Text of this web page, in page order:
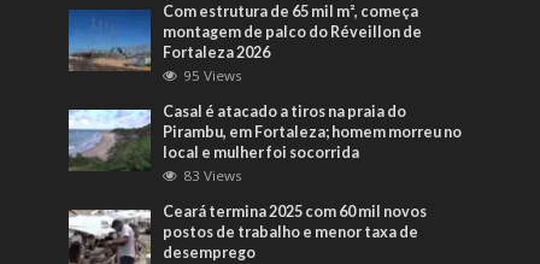
Com estrutura de 65 mil m², começa
montagem de palco do Réveillon de
Fortaleza 2026
95 Views
Casal é atacado a tiros na praia do
Pirambu, em Fortaleza; homem morreu no
local e mulher foi socorrida
83 Views
Ceará termina 2025 com 60 mil novos
postos de trabalho e menor taxa de
desemprego